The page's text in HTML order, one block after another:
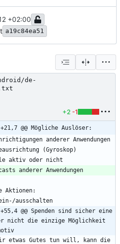
+02:00
a19c84ea51
de-
+2 -1
+21,7 @@ Mögliche Auslöser:
+55,4 @@ Spenden sind sicher eine
nicht die einzige Möglichkeit
etwas Gutes tun will, kann die